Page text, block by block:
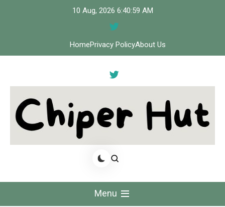
10 Aug, 2026 6:41:00 AM
HomePrivacy PolicyAbout Us
Cipher Hut
Menu